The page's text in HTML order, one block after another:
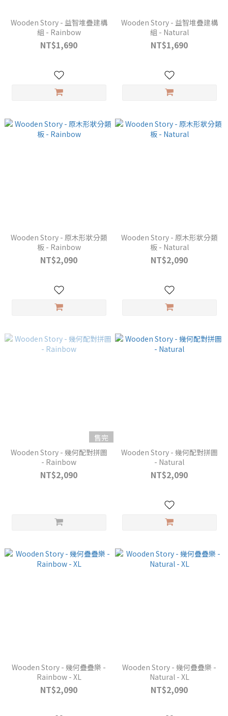
Wooden Story - 益智堆疊建構
組 - Rainbow
NT$1,690
Wooden Story - 益智堆疊建構
組 - Natural
NT$1,690
Wooden Story - 原木形狀分類
板 - Rainbow
NT$2,090
Wooden Story - 原木形狀分類
板 - Natural
NT$2,090
售完
Wooden Story - 幾何配對拼圖
- Rainbow
NT$2,090
Wooden Story - 幾何配對拼圖
- Natural
NT$2,090
Wooden Story - 幾何疊疊樂 -
Rainbow - XL
NT$2,090
Wooden Story - 幾何疊疊樂 -
Natural - XL
NT$2,090